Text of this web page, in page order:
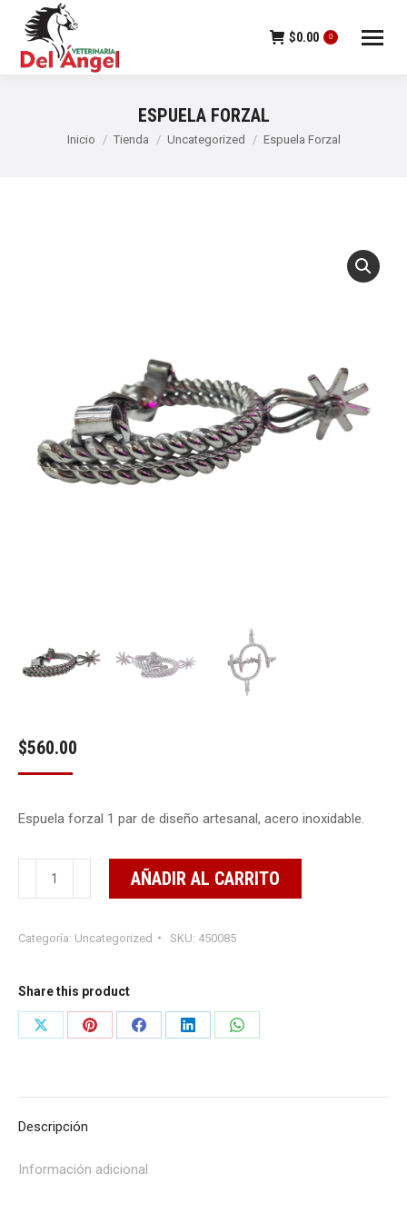
$0.00 0
ESPUELA FORZAL
Estás aquí:
Inicio Tienda Uncategorized Espuela Forzal
$560.00
Espuela forzal 1 par de diseño artesanal, acero inoxidable.
AÑADIR AL CARRITO
Categoría: Uncategorized SKU: 450085
Share this product
Share
Share
Share
Share
Share
Descripción
Información adicional